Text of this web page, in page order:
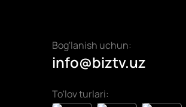
Bog'lanish uchun:
info@biztv.uz
To'lov turlari: